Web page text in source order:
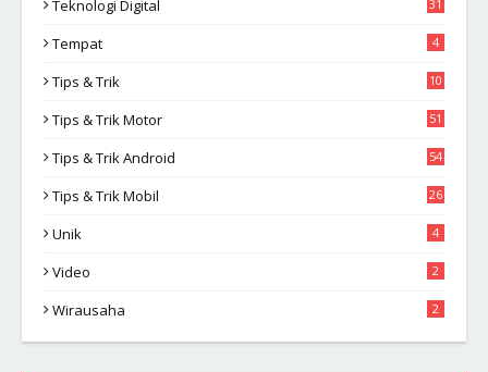
Teknologi Digital 31
Tempat 4
Tips & Trik
10
Tips & Trik Motor 51
Tips & Trik Android 54
Tips & Trik Mobil 26
Unik 4
Video 2
Wirausaha 2